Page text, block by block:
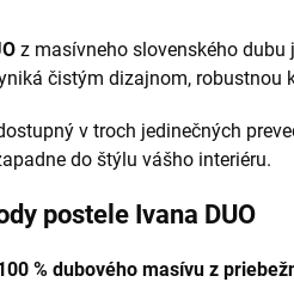
z masívneho slovenského
čistým dizajnom,
v troch jedinečných
do štýlu vášho interiéru.
postele Ivana DUO
% dubového masívu z